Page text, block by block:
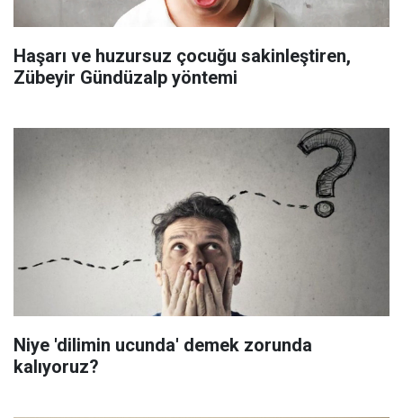
Haşarı ve huzursuz çocuğu sakinleştiren,
Zübeyir Gündüzalp yöntemi
Niye 'dilimin ucunda' demek zorunda
kalıyoruz?